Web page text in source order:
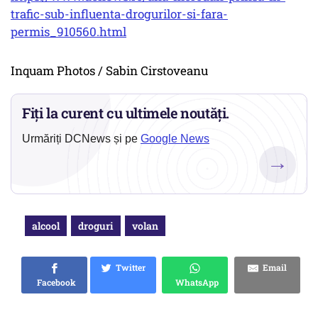
trafic-sub-influenta-drogurilor-si-fara-
permis_910560.html
Inquam Photos / Sabin Cirstoveanu
Fiți la curent cu ultimele noutăți.
Urmăriți DCNews și pe Google News
→
alcool droguri volan
Facebook
Twitter
WhatsApp
Email